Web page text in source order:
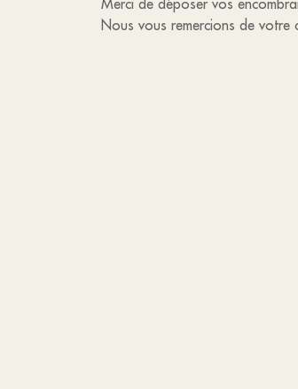
Merci de déposer vos
Nous vous remercions de votre